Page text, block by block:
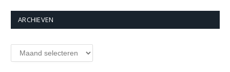
ARCHIEVEN
Archieven